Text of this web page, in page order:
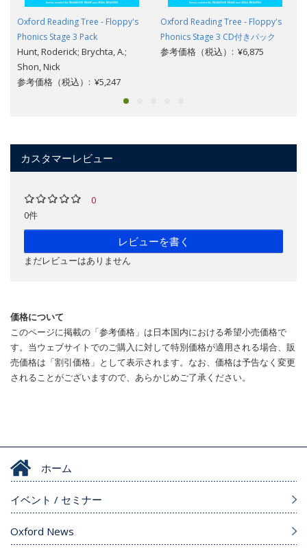
Oxford Reading Tree - Floppy's
Phonics Stage 3 Pack
Hunt, Roderick; Brychta, A.;
Shon, Nick
参考価格（税込）: ¥5,247
Oxford Reading Tree - Floppy's
Phonics Stage 3 CD付きパック
参考価格（税込）: ¥6,875
カスタマーレビュー
0
0件
レビューを書く
まだレビューはありません
価格について
このページに掲載の「参考価格」は日本国内における希望小売価格で
す。当ウェブサイトでのご購入に対して特別価格が適用される場合、販
売価格は「割引価格」として表示されます。なお、価格は予告なく変更
されることがございますので、あらかじめご了承ください。
ホーム
イベント / セミナー
Oxford News